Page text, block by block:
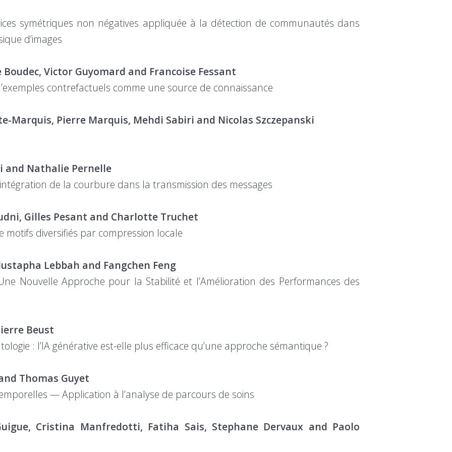
symétriques non négatives appliquée à la détection de communautés dans
d’images
Victor Guyomard and Francoise Fessant
contrefactuels comme une source de connaissance
Marquis, Pierre Marquis, Mehdi Sabiri and Nicolas Szczepanski
and Nathalie Pernelle
de la courbure dans la transmission des messages
Gilles Pesant and Charlotte Truchet
motifs diversifiés par compression locale
Lebbah and Fangchen Feng
Nouvelle Approche pour la Stabilité et l’Amélioration des Performances des
Beust
: l’IA générative est-elle plus efficace qu’une approche sémantique ?
Thomas Guyet
— Application à l’analyse de parcours de soins
Cristina Manfredotti, Fatiha Sais, Stephane Dervaux and Paolo